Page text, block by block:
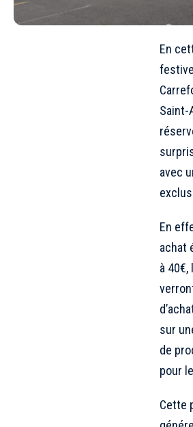
En
Saint-
avec
En
achat
à
sur
de
pour
Cette